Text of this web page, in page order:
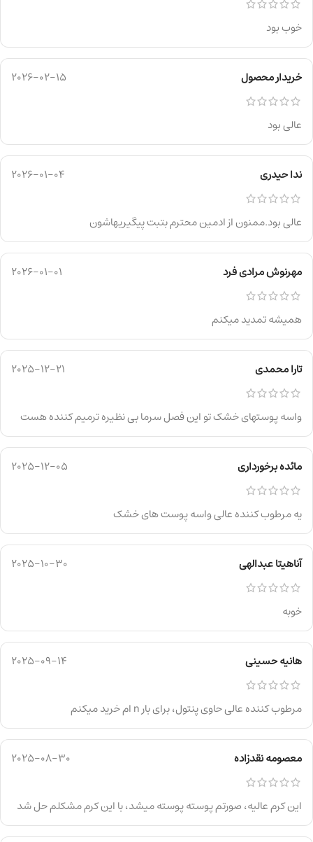
خوب بود
خریدار محصول 2026-02-15
عالی بود
ندا حیدری 2026-01-04
عالی بود.ممنون از ادمین محترم بتبت پیگیریهاشون
مهرنوش مرادی فرد 2026-01-01
همیشه تمدید میکنم
تارا محمدی 2025-12-21
واسه پوستهای خشک تو این فصل سرما بی نظیره ترمیم کننده هست
مائده برخورداری 2025-12-05
یه مرطوب کننده عالی واسه پوست های خشک
آناهیتا عبدالهی 2025-10-30
خوبه
هانیه حسینی 2025-09-14
مرطوب کننده عالی حاوی پنتول، برای بار n ام خرید میکنم
معصومه نقدزاده 2025-08-30
این کرم عالیه، صورتم پوسته پوسته میشد، با این کرم مشکلم حل شد